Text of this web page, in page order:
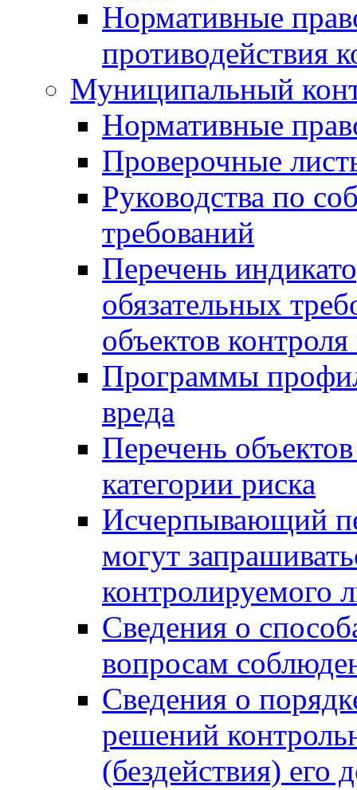
Нормативные
противодействия
Муниципальный
Нормативные
Проверочные
Руководства по
требований
Перечень
обязательных
объектов
Программы
вреда
Перечень
категории риска
Исчерпывающий
могут
контролируемого
Сведения о
вопросам
Сведения о
решений
(бездействия)